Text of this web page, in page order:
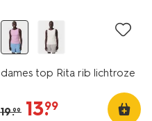
dames top Rita rib lichtroze
19.99 13.
99